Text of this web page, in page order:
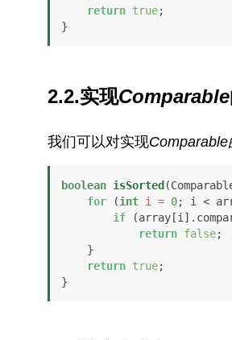
return true;
}
2.2.实现Comparable
我们可以对实现
boolean isSorted
for (int i = 0; i <
if
return false;
return true;
}